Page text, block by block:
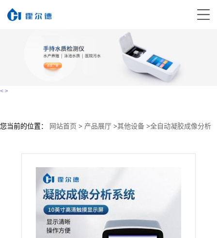
< >
您当前的位置： 网站首页 > 产品展厅 >其他设备 >全自动凝胶成像分析